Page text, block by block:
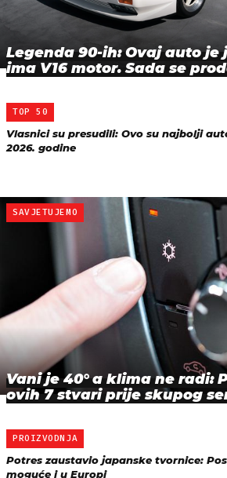
Legenda 90-ih: Ovaj auto je
ima V16 motor. Sada se
TOP 50
Vlasnici su presudili: Ovo su najbolji
2026. godine
SAVJETUJEMO
Vani je 40° a klima ne radi:
ovih 7 stvari prije skupog
PROIZVODNJA
Potres zaustavio japanske tvornice:
moguće i u Europi